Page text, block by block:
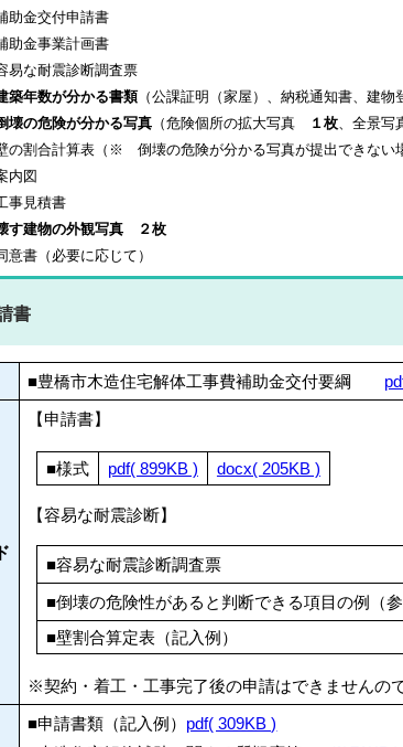
助金交付申請書
助金事業計画書
易な耐震診断調査票
築年数が分かる書類（公課証明（家屋）、納税通知書、建物
壊の危険が分かる写真 （危険個所の拡大写真 １枚 、全景
の割合計算表（※ 倒壊の危険が分かる写真が提出できない
内図
事見積書
す建物の外観写真 ２枚
意書（必要に応じて）
書
■豊橋市木造住宅解体工事費補助金交付要綱
【申請書】
■様式 pdf( 899KB ) docx( 205KB )
【容易な耐震診断】
■容易な耐震診断調査票
■倒壊の危険性があると判断できる項目の例（
■壁割合算定表（記入例）
※契約・着工・工事完了後の申請はできませんの
■申請書類（記入例） pdf( 309KB )